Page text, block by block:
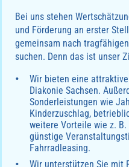
Bei uns stehen
und Förderung an erster
gemeinsam nach
suchen. Denn das ist unser
Wir bieten eine
Diakonie Sachsen.
Sonderleistungen wie
Kinderzuschlag,
weitere Vorteile wie z.
günstige
Fahrradleasing.
Wir unterstützen Sie mit